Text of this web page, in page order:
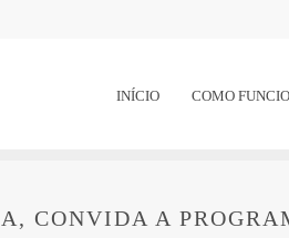
INÍCIO COMO
CONVIDA A